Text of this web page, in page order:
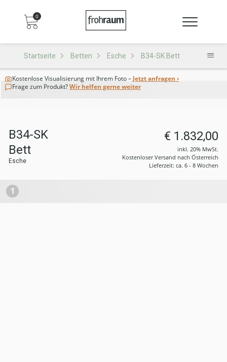
0
Startseite Betten Esche B34-SK Bett
Kostenlose Visualisierung mit Ihrem Foto – Jetzt anfragen ›
Frage zum Produkt?Wir helfen gerne weiter
B34-SK
Bett
Esche
€ 1.832,00
inkl. 20% MwSt.
Kostenloser Versand nach Österreich
Lieferzeit: ca. 6 - 8 Wochen
1